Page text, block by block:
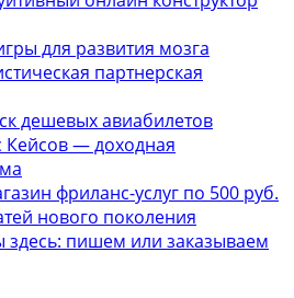
для развития мозга
партнерская
дешевых авиабилетов
Кейсов — доходная
фриланс-услуг по 500 руб.
нового поколения
здесь: пишем или заказываем